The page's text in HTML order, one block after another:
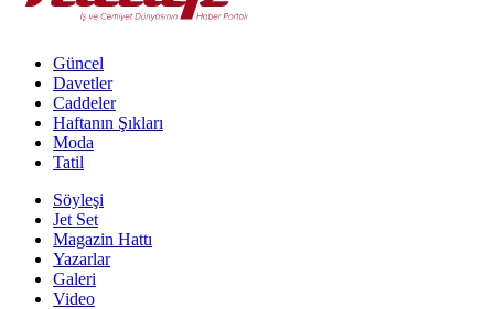
Güncel
Davetler
Caddeler
Haftanın Şıkları
Moda
Tatil
Söyleşi
Jet Set
Magazin Hattı
Yazarlar
Galeri
Video